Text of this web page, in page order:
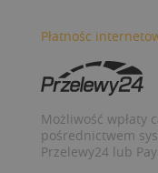
Płatnośc
Możliwość wpłaty
pośrednictwem
Przelewy24 lub